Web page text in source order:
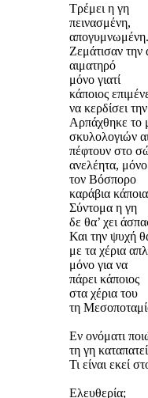
Τρέμει η γη
πεινασμένη,
απογυμνωμένη.
Ζεμάτισαν
αιματηρό
μόνο γιατί
κάποιος
να κερδίσει
Αρπάχθηκε το
σκυλολογιών
πέφτουν στο
ανελέητα,
τον Βόσπορο
καράβια
Σύντομα η γη
δε θα’ χει
Και την ψυχή
με τα χέρια
μόνο για να
πάρει κάποιος
στα χέρια του
τη
Εν ονόματι
τη γη
Τι είναι εκεί
Ελευθερία;